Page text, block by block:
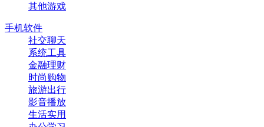
其他游戏
手机软件
社交聊天
系统工具
金融理财
时尚购物
旅游出行
影音播放
生活实用